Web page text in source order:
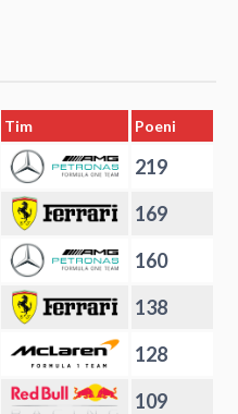
Tim Poeni
219
169
160
138
128
109